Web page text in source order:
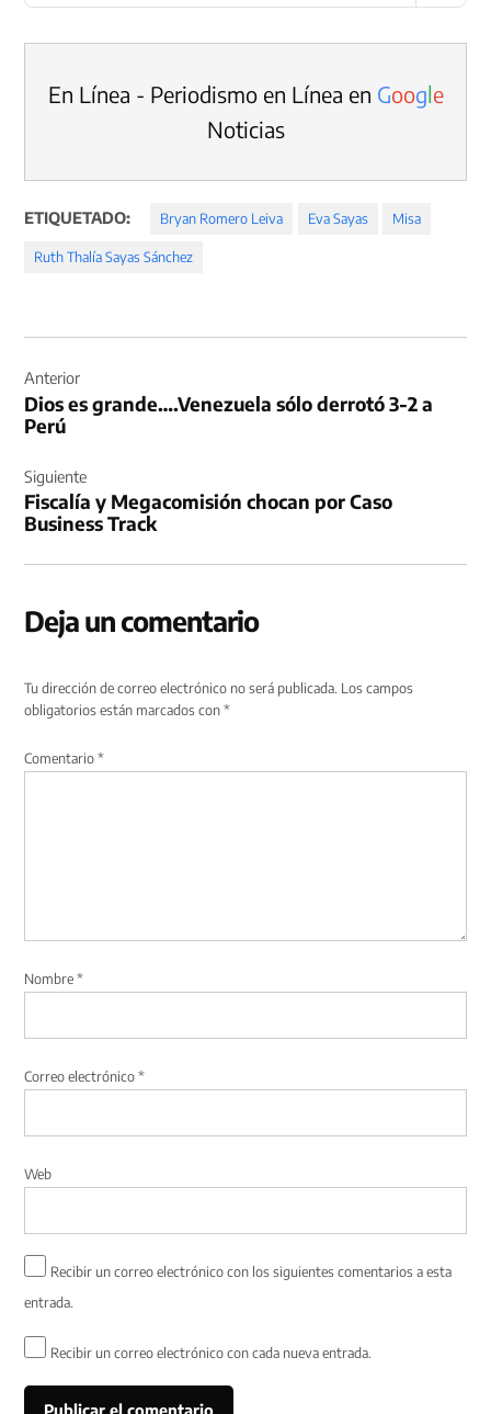
En Línea - Periodismo en Línea en Google
Noticias
ETIQUETADO: Bryan Romero Leiva Eva Sayas Misa
Ruth Thalía Sayas Sánchez
de
entradas
Anterior
Dios es grande….Venezuela sólo derrotó 3-2 a
Perú
Siguiente
Fiscalía y Megacomisión chocan por Caso
Business Track
Deja un comentario
Tu dirección de correo electrónico no será publicada. Los campos
obligatorios están marcados con*
Comentario*
Nombre*
Correo electrónico*
Web
Recibir un correo electrónico con los siguientes comentarios a esta
entrada.
Recibir un correo electrónico con cada nueva entrada.